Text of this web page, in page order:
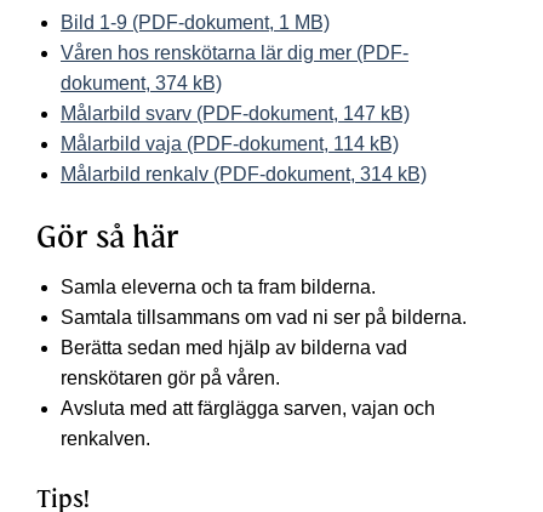
Bild 1-9 (PDF-dokument, 1 MB)
Våren hos renskötarna lär dig mer (PDF-
dokument, 374 kB)
Målarbild svarv (PDF-dokument, 147 kB)
Målarbild vaja (PDF-dokument, 114 kB)
Målarbild renkalv (PDF-dokument, 314 kB)
Gör så här
Samla eleverna och ta fram bilderna.
Samtala tillsammans om vad ni ser på bilderna.
Berätta sedan med hjälp av bilderna vad
renskötaren gör på våren.
Avsluta med att färglägga sarven, vajan och
renkalven.
Tips!